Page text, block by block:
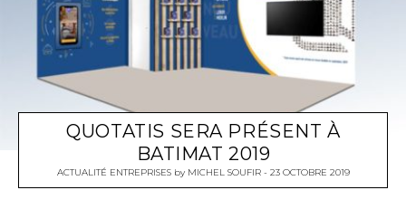
QUOTATIS SERA PRÉSENT À
BATIMAT 2019
ACTUALITÉ ENTREPRISES by MICHEL SOUFIR 23 OCTOBRE 2019